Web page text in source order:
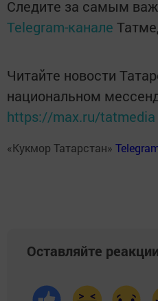
Следите за самым
Telegram-канале
Читайте новости
национальном
https://max.ru/tatmedia
«Кукмор Татарстан»
Оставляйте реакции